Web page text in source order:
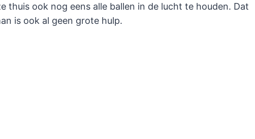
thuis ook nog eens alle ballen in de lucht te houden. Dat
is ook al geen grote hulp.